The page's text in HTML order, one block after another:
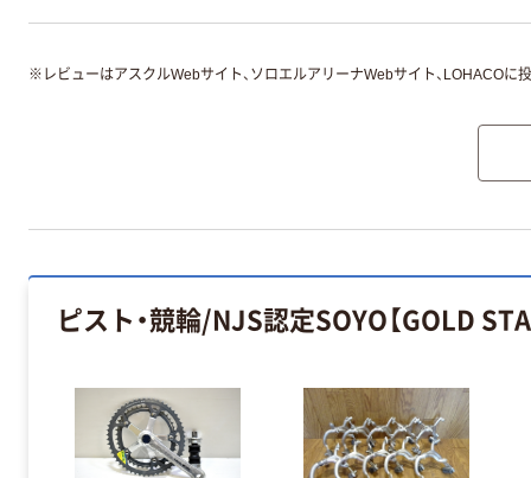
※ レビューはアスクルWebサイト、ソロエルアリーナWebサイト、LOHACOに
ピスト・競輪/NJS認定SOYO【GOLD